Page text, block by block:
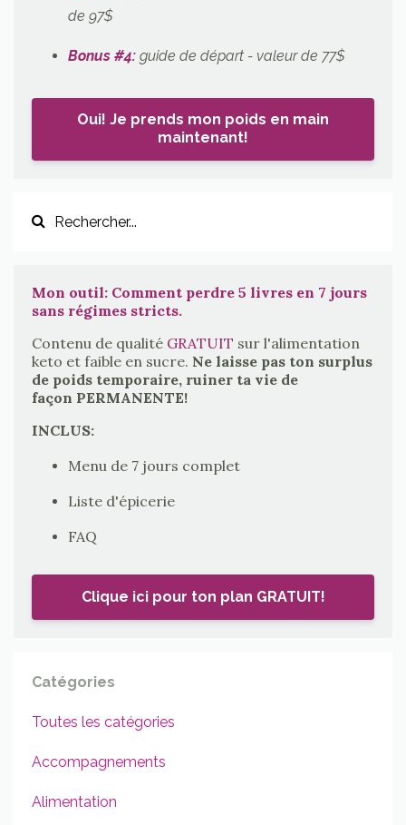
de 97$
Bonus #4: guide de départ - valeur de 77$
Oui! Je prends mon poids en main
maintenant!
Mon outil: Comment perdre 5 livres en 7 jours
sans régimes stricts.
Contenu de qualité GRATUIT sur l'alimentation
keto et faible en sucre. Ne laisse pas ton surplus
de poids temporaire, ruiner ta vie de
façon PERMANENTE!
INCLUS:
Menu de 7 jours complet
Liste d'épicerie
FAQ
Clique ici pour ton plan GRATUIT!
Catégories
Toutes les catégories
Accompagnements
Alimentation